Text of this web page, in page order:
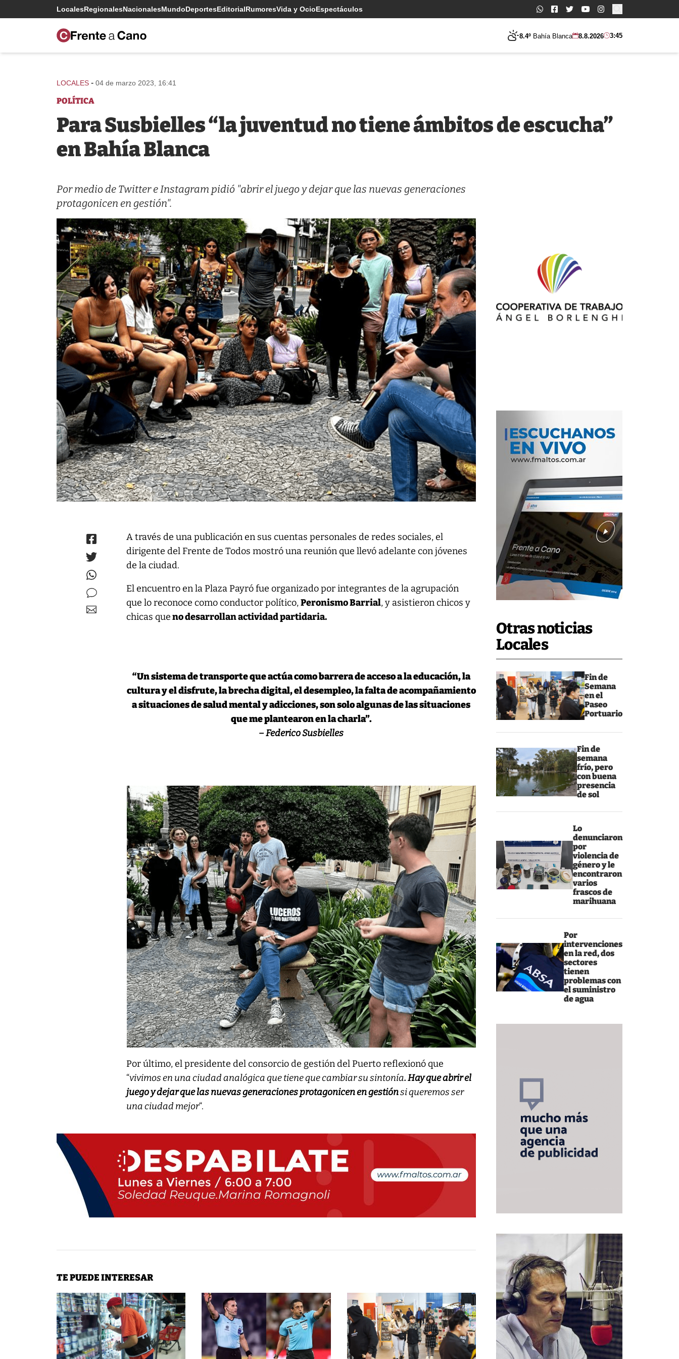
LocalesRegionalesNacionalesMundoDeportesEditorialRumoresVida y OcioEspectáculos Buscar:
8.4º Bahía Blanca 8.8.2026 3:45
Otras noticias
Locales
Fin de
Semana
en el
Paseo
Portuario
Fin de
semana
frío, pero
con buena
presencia
de sol
Lo
denunciaron
por
violencia de
género y le
encontraron
varios
frascos de
marihuana
Por
intervenciones
en la red, dos
sectores
tienen
problemas con
el suministro
de agua
LOCALES - 04 de marzo 2023, 16:41
POLÍTICA
Para Susbielles “la juventud no tiene ámbitos de escucha”
en Bahía Blanca
Por medio de Twitter e Instagram pidió "abrir el juego y dejar que las nuevas generaciones
protagonicen en gestión".
A través de una publicación en sus cuentas personales de redes sociales, el
dirigente del Frente de Todos mostró una reunión que llevó adelante con jóvenes
de la ciudad.
El encuentro en la Plaza Payró fue organizado por integrantes de la agrupación
que lo reconoce como conductor político,Peronismo Barrial, y asistieron chicos y
chicas queno desarrollan actividad partidaria.
“Un sistema de transporte que actúa como barrera de acceso a la educación, la
cultura y el disfrute, la brecha digital, el desempleo, la falta de acompañamiento
a situaciones de salud mental y adicciones, son solo algunas de las situaciones
que me plantearon en la charla”.
– Federico Susbielles
Por último, el presidente del consorcio de gestión del Puerto reflexionó que
“vivimos en una ciudad analógica que tiene que cambiar su sintonía. Hay que abrir el
juego y dejar que las nuevas generaciones protagonicen en gestiónsi queremos ser
una ciudad mejor“.
TE PUEDE INTERESAR